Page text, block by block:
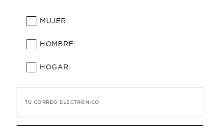
MUJER
HOMBRE
HOGAR
TU CORREO ELECTRÓNICO